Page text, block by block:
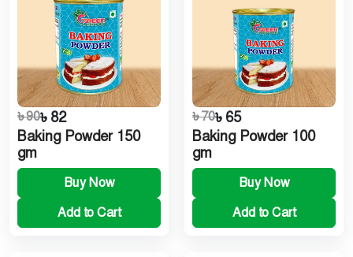
৳ 90৳ 82
Baking Powder 150
gm
Buy Now
Add to Cart
৳ 70৳ 65
Baking Powder 100
gm
Buy Now
Add to Cart